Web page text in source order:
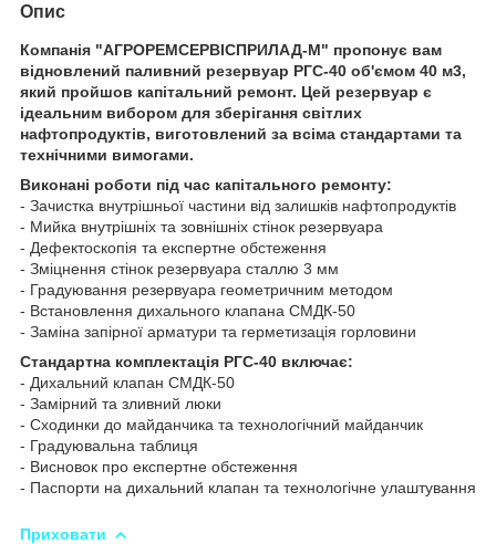
Опис
Компанія "АГРОРЕМСЕРВІСПРИЛАД-М" пропонує вам
відновлений паливний резервуар РГС-40 об'ємом 40 м3,
який пройшов капітальний ремонт. Цей резервуар є
ідеальним вибором для зберігання світлих
нафтопродуктів, виготовлений за всіма стандартами та
технічними вимогами.
Виконані роботи під час капітального ремонту:
- Зачистка внутрішньої частини від залишків нафтопродуктів
- Мийка внутрішніх та зовнішніх стінок резервуара
- Дефектоскопія та експертне обстеження
- Зміцнення стінок резервуара сталлю 3 мм
- Градуювання резервуара геометричним методом
- Встановлення дихального клапана СМДК-50
- Заміна запірної арматури та герметизація горловини
Стандартна комплектація РГС-40 включає:
- Дихальний клапан СМДК-50
- Замірний та зливний люки
- Сходинки до майданчика та технологічний майданчик
- Градуювальна таблиця
- Висновок про експертне обстеження
- Паспорти на дихальний клапан та технологічне улаштування
Приховати